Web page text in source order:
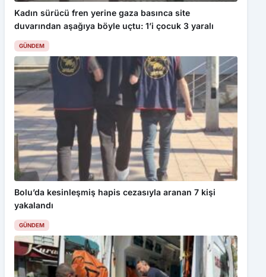
Kastamonu Üniversitesi’nde öğrencilere aşure ikramı
Kadın sürücü fren yerine gaza basınca site
duvarından aşağıya böyle uçtu: 1’i çocuk 3 yaralı
GÜNDEM
Bolu’da kesinleşmiş hapis cezasıyla aranan 7 kişi
yakalandı
GÜNDEM
Bu web sitesinde en iyi deneyimi yaşamanızı sağlamak için
çerezler kullanılmaktadır. Detaylar için
Gizlilik Politikamız
inceleyebilirsiniz.
Kabul Et